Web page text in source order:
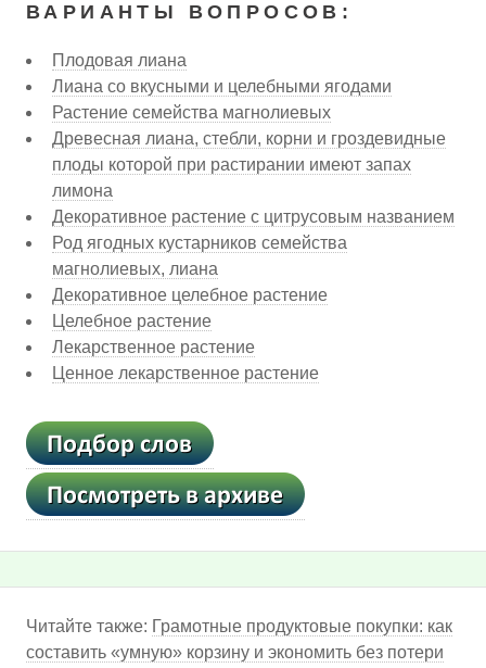
ВАРИАНТЫ ВОПРОСОВ:
Плодовая лиана
Лиана со вкусными и целебными ягодами
Растение семейства магнолиевых
Древесная лиана, стебли, корни и гроздевидные
плоды которой при растирании имеют запах
лимона
Декоративное растение с цитрусовым названием
Род ягодных кустарников семейства
магнолиевых, лиана
Декоративное целебное растение
Целебное растение
Лекарственное растение
Ценное лекарственное растение
Читайте также: Грамотные продуктовые покупки: как
составить «умную» корзину и экономить без потери